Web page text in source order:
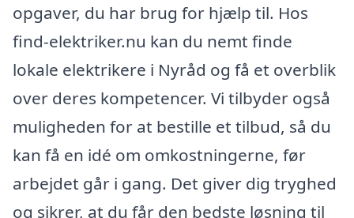
opgaver, du har brug for hjælp til. Hos
find-elektriker.nu kan du nemt finde
lokale elektrikere i Nyråd og få et overblik
over deres kompetencer. Vi tilbyder også
muligheden for at bestille et tilbud, så du
kan få en idé om omkostningerne, før
arbejdet går i gang. Det giver dig tryghed
og sikrer, at du får den bedste løsning til